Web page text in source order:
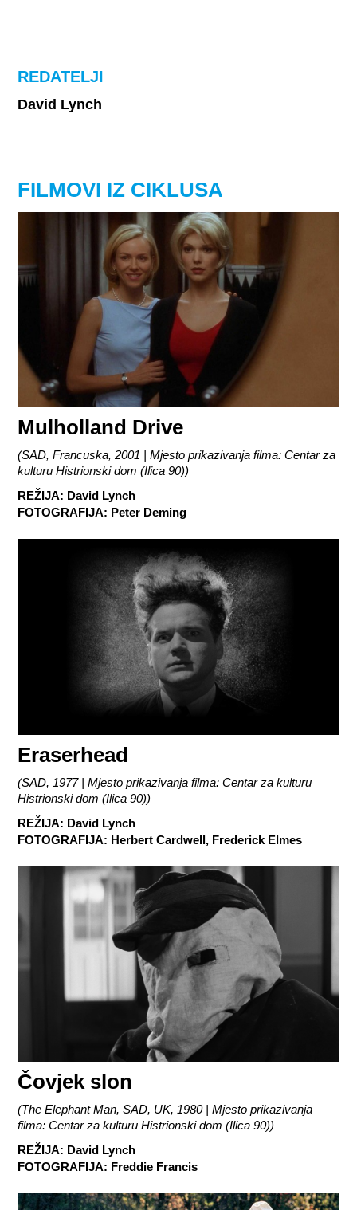
REDATELJI
David Lynch
FILMOVI IZ CIKLUSA
Mulholland Drive
(SAD, Francuska, 2001 | Mjesto prikazivanja filma: Centar za
kulturu Histrionski dom (Ilica 90))
REŽIJA: David Lynch
FOTOGRAFIJA: Peter Deming
Eraserhead
(SAD, 1977 | Mjesto prikazivanja filma: Centar za kulturu
Histrionski dom (Ilica 90))
REŽIJA: David Lynch
FOTOGRAFIJA: Herbert Cardwell, Frederick Elmes
Čovjek slon
(The Elephant Man, SAD, UK, 1980 | Mjesto prikazivanja
filma: Centar za kulturu Histrionski dom (Ilica 90))
REŽIJA: David Lynch
FOTOGRAFIJA: Freddie Francis